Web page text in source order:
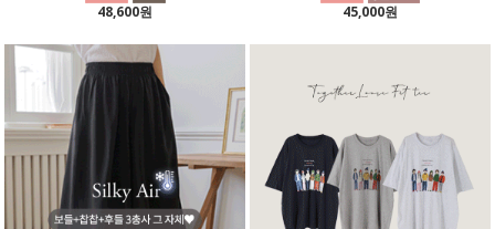
48,600원 45,000원